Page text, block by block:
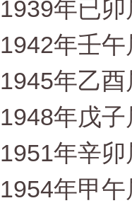
1939年已
1942年壬
1945年乙
1948年戊
1951年辛
1954年甲